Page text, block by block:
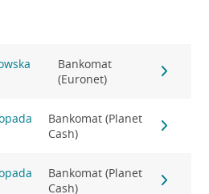
Bankomat
(Euronet)
Bankomat (Planet
Cash)
Bankomat (Planet
Cash)